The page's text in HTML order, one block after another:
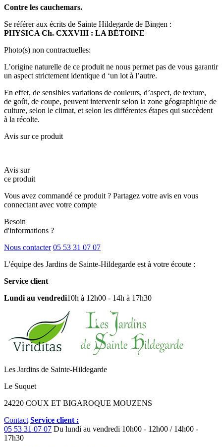
Contre les cauchemars.
Se référer aux écrits de Sainte Hildegarde de Bingen :
PHYSICA Ch. CXXVIII : LA BÉTOINE
Photo(s) non contractuelles:
L’origine naturelle de ce produit ne nous permet pas de vous garantir
un aspect strictement identique d ‘un lot à l’autre.
En effet, de sensibles variations de couleurs, d’aspect, de texture,
de goût, de coupe, peuvent intervenir selon la zone géographique de
culture, selon le climat, et selon les différentes étapes qui succèdent
à la récolte.
Avis sur ce produit
Avis sur
ce produit
Vous avez commandé ce produit ? Partagez votre avis en vous
connectant avec votre compte
Besoin
d'informations ?
Nous contacter 05 53 31 07 07
L'équipe des Jardins de Sainte-Hildegarde est à votre écoute :
Service client
Lundi au vendredi10h à 12h00 - 14h à 17h30
Les Jardins de Sainte-Hildegarde
Le Suquet
24220 COUX ET BIGAROQUE MOUZENS
Contact Service client :
05 53 31 07 07 Du lundi au vendredi 10h00 - 12h00 / 14h00 -
17h30